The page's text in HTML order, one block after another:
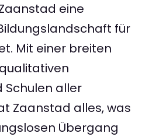
eine
für
Mit einer breiten
Schulen aller
Zaanstad alles, was
Übergang